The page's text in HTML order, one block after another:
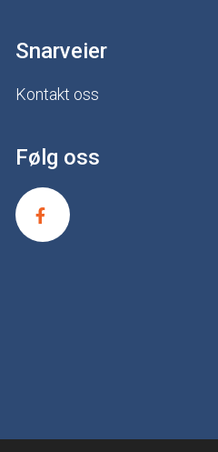
Snarveier
Kontakt oss
Følg oss